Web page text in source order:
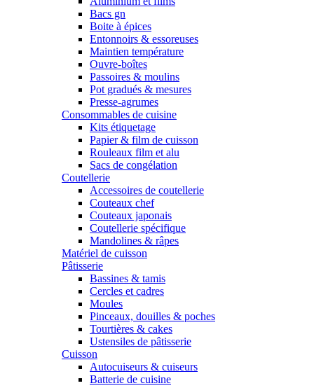
Bacs gn
Boite à épices
Entonnoirs & essoreuses
Maintien température
Ouvre-boîtes
Passoires & moulins
Pot gradués & mesures
Presse-agrumes
Consommables de cuisine
Kits étiquetage
Papier & film de cuisson
Rouleaux film et alu
Sacs de congélation
Coutellerie
Accessoires de coutellerie
Couteaux chef
Couteaux japonais
Coutellerie spécifique
Mandolines & râpes
Matériel de cuisson
Pâtisserie
Bassines & tamis
Cercles et cadres
Moules
Pinceaux, douilles & poches
Tourtières & cakes
Ustensiles de pâtisserie
Cuisson
Autocuiseurs & cuiseurs
Batterie de cuisine